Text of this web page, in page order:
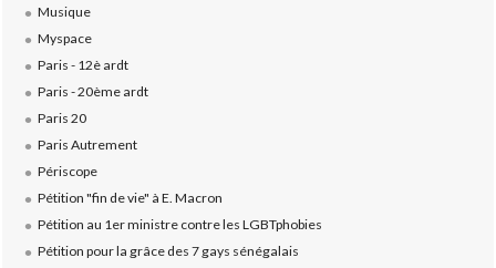
Musique
Myspace
Paris - 12è ardt
Paris - 20ème ardt
Paris 20
Paris Autrement
Périscope
Pétition "fin de vie" à E. Macron
Pétition au 1er ministre contre les LGBTphobies
Pétition pour la grâce des 7 gays sénégalais